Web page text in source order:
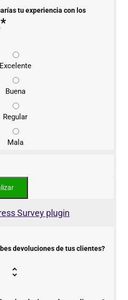
tu experiencia con los
*
Excelente
Buena
Regular
Mala
Survey plugin
devoluciones de tus clientes?